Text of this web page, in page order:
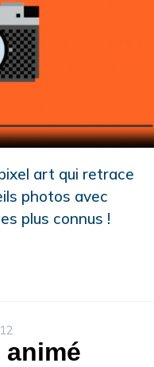
art qui retrace
photos avec
plus connus !
animé